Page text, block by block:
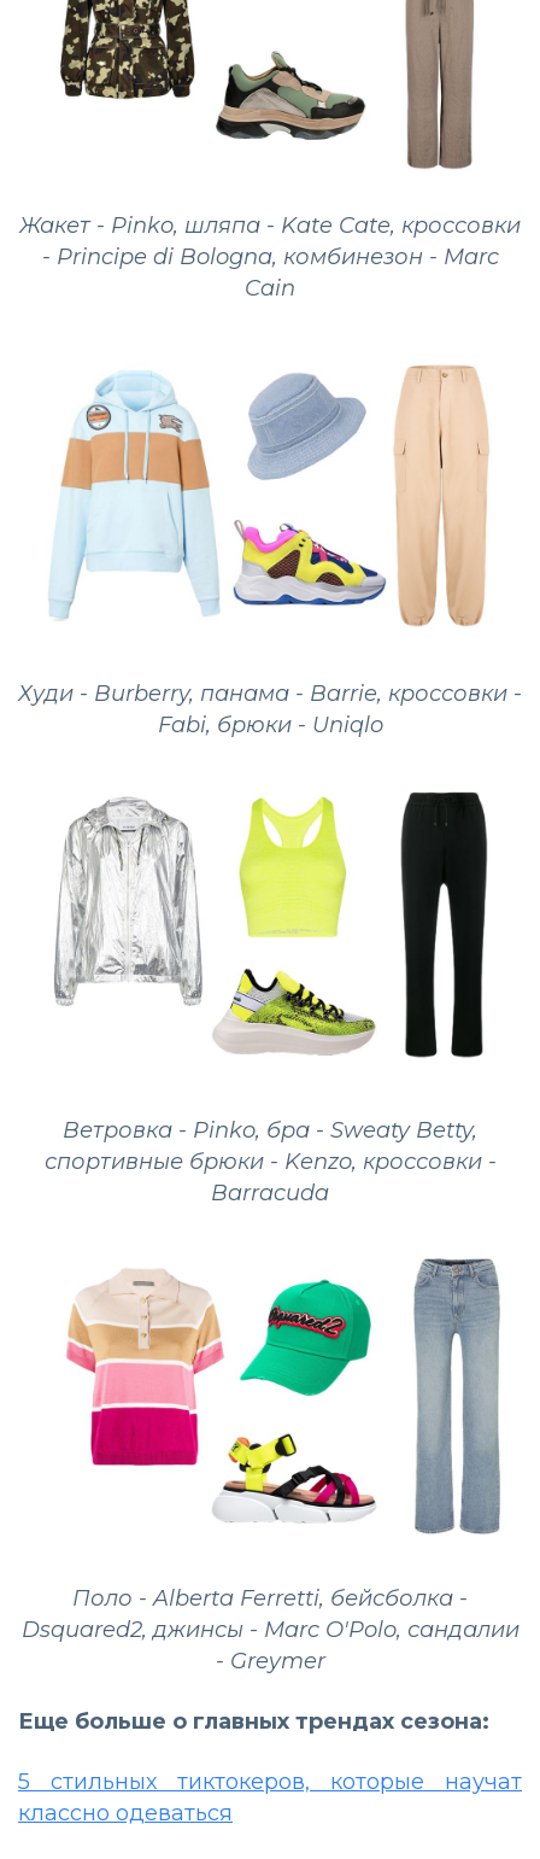
Жакет - Pinko, шляпа - Kate Cate, кроссовки
- Principe di Bologna, комбинезон - Marc
Cain
Худи - Burberry, панама - Barrie, кроссовки -
Fabi, брюки - Uniqlo
Ветровка - Pinko, бра - Sweaty Betty,
спортивные брюки - Kenzo, кроссовки -
Barracuda
Поло - Alberta Ferretti, бейсболка -
Dsquared2, джинсы - Marc O'Polo, сандалии
- Greymer
Еще больше о главных трендах сезона:
5 стильных тиктокеров, которые научат
классно одеваться